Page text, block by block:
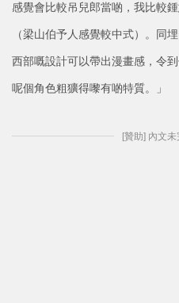
感覺會比較吊兒郎當啲，我比較
（梁山伯予人感覺較中式）。同
西部嘅設計可以帶出漫畫感，令
呢個角色粗獷得嚟有啲特質。」
[贊助] 內文